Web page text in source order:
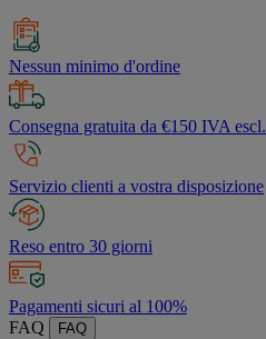
Nessun minimo d'ordine
Consegna gratuita da €150 IVA escl.
Servizio clienti a vostra disposizione
Reso entro 30 giorni
Pagamenti sicuri al 100%
FAQ
FAQ